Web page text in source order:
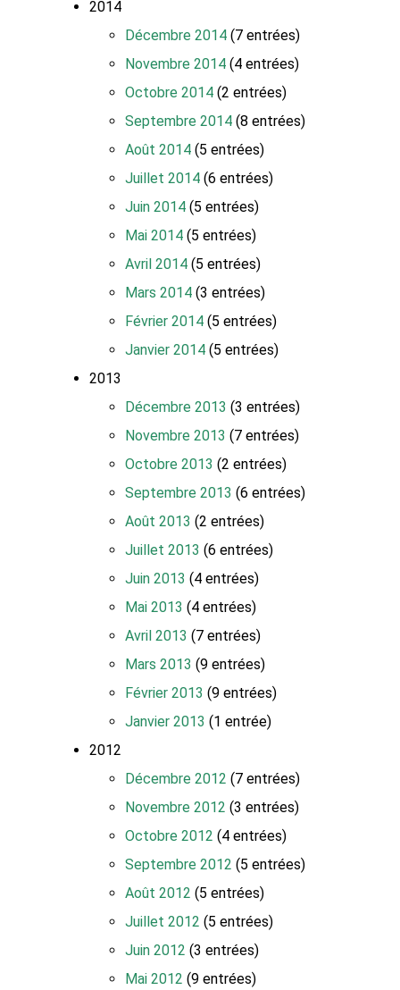
2014
Décembre 2014 (7 entrées)
Novembre 2014 (4 entrées)
Octobre 2014 (2 entrées)
Septembre 2014 (8 entrées)
Août 2014 (5 entrées)
Juillet 2014 (6 entrées)
Juin 2014 (5 entrées)
Mai 2014 (5 entrées)
Avril 2014 (5 entrées)
Mars 2014 (3 entrées)
Février 2014 (5 entrées)
Janvier 2014 (5 entrées)
2013
Décembre 2013 (3 entrées)
Novembre 2013 (7 entrées)
Octobre 2013 (2 entrées)
Septembre 2013 (6 entrées)
Août 2013 (2 entrées)
Juillet 2013 (6 entrées)
Juin 2013 (4 entrées)
Mai 2013 (4 entrées)
Avril 2013 (7 entrées)
Mars 2013 (9 entrées)
Février 2013 (9 entrées)
Janvier 2013 (1 entrée)
2012
Décembre 2012 (7 entrées)
Novembre 2012 (3 entrées)
Octobre 2012 (4 entrées)
Septembre 2012 (5 entrées)
Août 2012 (5 entrées)
Juillet 2012 (5 entrées)
Juin 2012 (3 entrées)
Mai 2012 (9 entrées)